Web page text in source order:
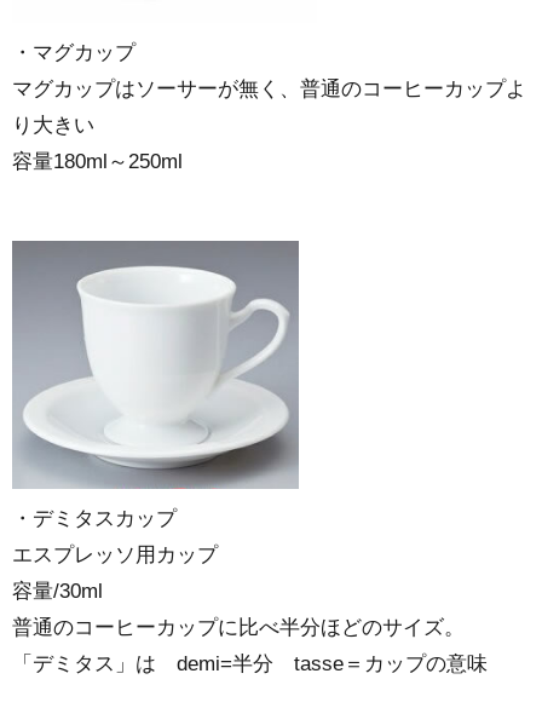
・マグカップ
マグカップはソーサーが無く、普通のコーヒーカップよ
り大きい
容量180ml～250ml
・デミタスカップ
エスプレッソ用カップ
容量/30ml
普通のコーヒーカップに比べ半分ほどのサイズ。
「デミタス」は demi=半分 tasse＝カップの意味